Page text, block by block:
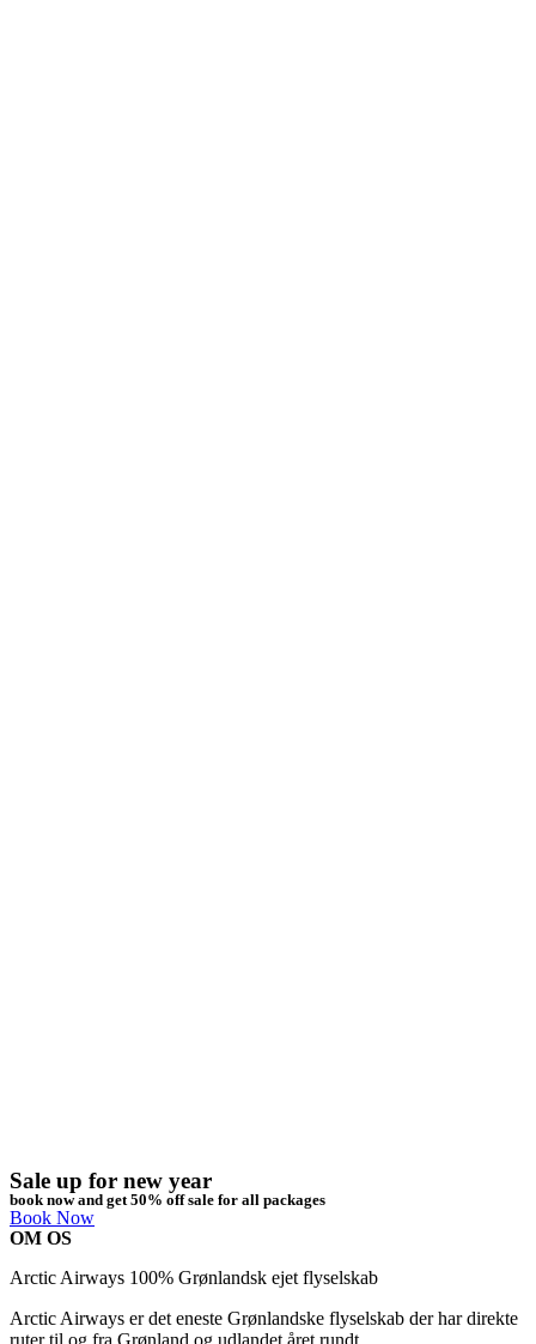
Sale up for new year
book now and get 50% off sale for all packages
Book Now
OM OS
Arctic Airways 100% Grønlandsk ejet flyselskab
Arctic Airways er det eneste Grønlandske flyselskab der har direkte
ruter til og fra Grønland og udlandet året rundt.